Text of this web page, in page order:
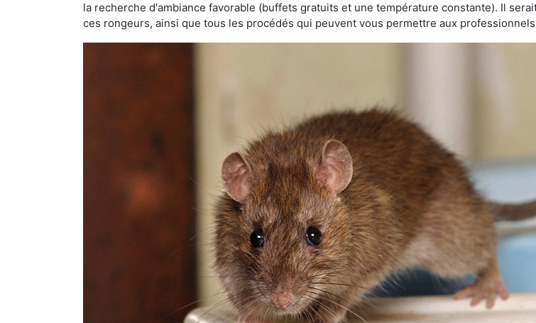
la recherche d'ambiance favorable (buffets gratuits et une température constante). Il
ces rongeurs, ainsi que tous les procédés qui peuvent vous permettre aux